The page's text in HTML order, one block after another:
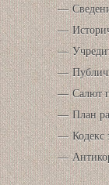
Салют
План
Кодекс